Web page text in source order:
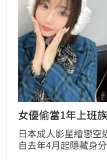
出說明，仍無法平
女優偷當1年上班
日本成人影星繪戀
自去年4月起隱藏身